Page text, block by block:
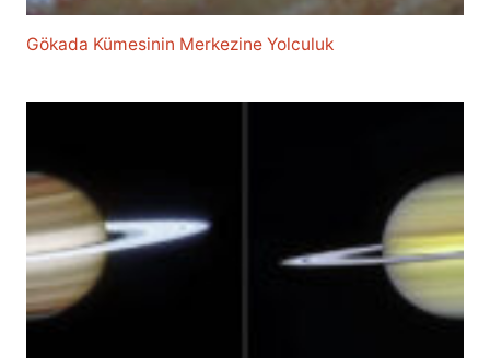
Gökada Kümesinin Merkezine Yolculuk